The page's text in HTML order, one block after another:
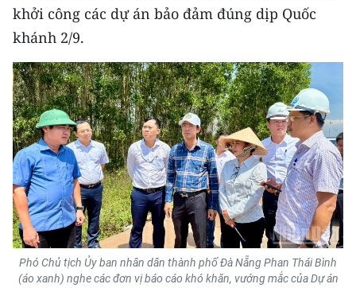
khởi công các dự án bảo đảm đúng dịp Quốc
khánh 2/9.
Phó Chủ tịch Ủy ban nhân dân thành phố Đà Nẵng Phan Thái Bình
(áo xanh) nghe các đơn vị báo cáo khó khăn, vướng mắc của Dự án